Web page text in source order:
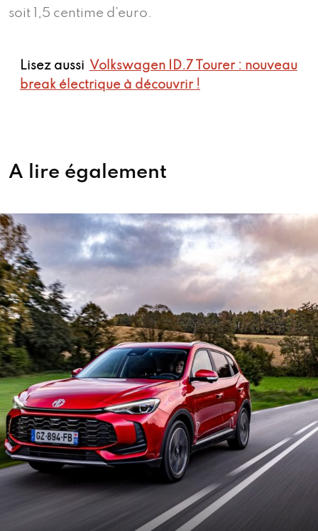
soit 1,5 centime d’euro.
Lisez aussi Volkswagen ID.7 Tourer : nouveau
break électrique à découvrir !
A lire également